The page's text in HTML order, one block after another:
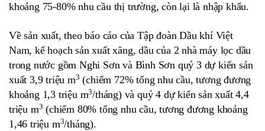
khoảng 75-80% nhu cầu thị trường, còn lại là nhập khẩu.
Về sản xuất, theo báo cáo của Tập đoàn Dầu khí Việt
Nam, kế hoạch sản xuất xăng, dầu của 2 nhà máy lọc dầu
trong nước gồm Nghi Sơn và Bình Sơn quý 3 dự kiến sản
xuất 3,9 triệu m3 (chiếm 72% tổng nhu cầu, tương đương
khoảng 1,3 triệu m3/tháng) và quý 4 dự kiến sản xuất 4,4
triệu m3 (chiếm 80% tổng nhu cầu, tương đương khoảng
1,46 triệu m3/tháng).